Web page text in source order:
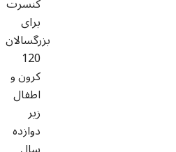
برای
بزرگسالان
120
کرون و
اطفال
زیر
دوازده